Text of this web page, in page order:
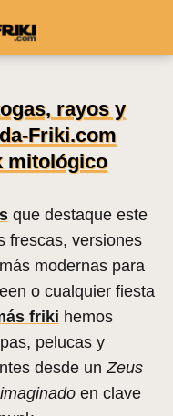
rayos y
Friki.com
mitológico
que destaque este
frescas, versiones
modernas para
o cualquier fiesta
friki hemos
pelucas y
desde unZeus
en clave